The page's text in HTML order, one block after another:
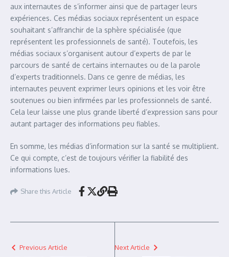
aux internautes de s’informer ainsi que de partager leurs
expériences. Ces médias sociaux représentent un espace
souhaitant s’affranchir de la sphère spécialisée (que
représentent les professionnels de santé). Toutefois, les
médias sociaux s’organisent autour d’experts de par le
parcours de santé de certains internautes ou de la parole
d’experts traditionnels. Dans ce genre de médias, les
internautes peuvent exprimer leurs opinions et les voir être
soutenues ou bien infirmées par les professionnels de santé.
Cela leur laisse une plus grande liberté d’expression sans pour
autant partager des informations peu fiables.
En somme, les médias d’information sur la santé se multiplient.
Ce qui compte, c’est de toujours vérifier la fiabilité des
informations lues.
Share this Article
Previous Article Next Article